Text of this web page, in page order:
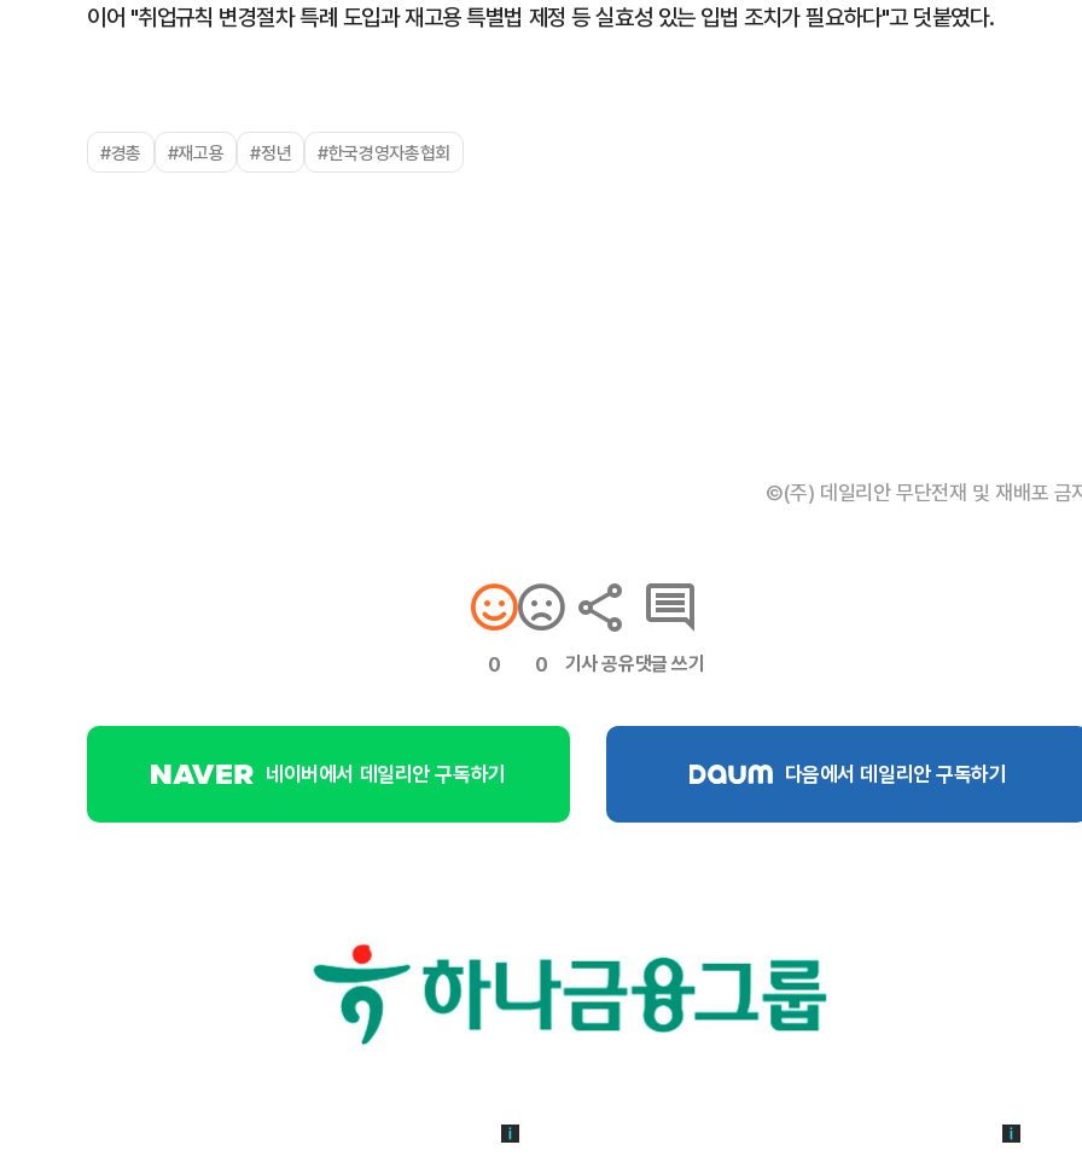
이어 "취업규칙 변경절차 특례 도입과 재고용 특별법 제정 등 실효성 있는 입법 조치가 필요하다"고 덧붙였다.
#경총 #재고용 #정년 #한국경영자총협회
©(주) 데일리안 무단전재 및 재배포 금
0 0 기사 공유댓글 쓰기
네이버에서 데일리안 구독하기 다음에서 데일리안 구독하기